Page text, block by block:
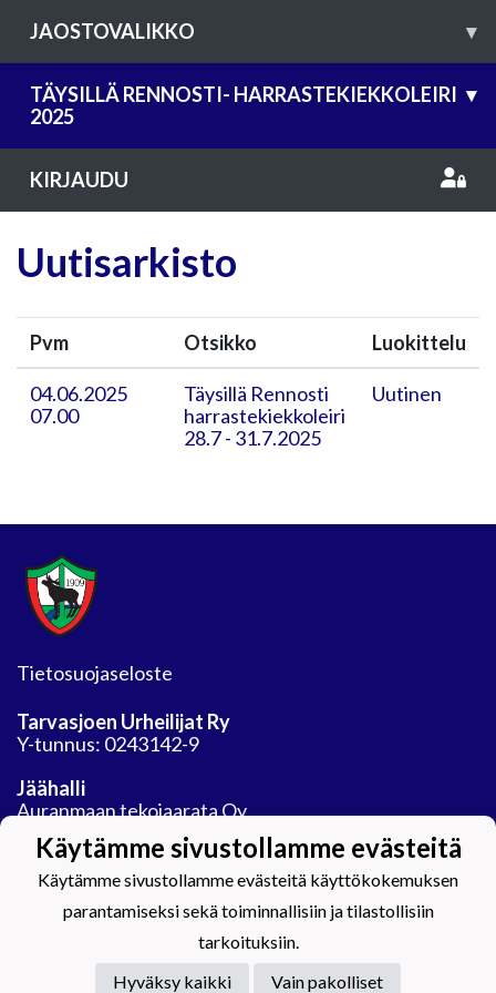
JAOSTOVALIKKO ▾
TÄYSILLÄ RENNOSTI- HARRASTEKIEKKOLEIRI
2025
▾
KIRJAUDU
Uutisarkisto
Pvm Otsikko Luokittelu
04.06.2025
07.00
Täysillä Rennosti
harrastekiekkoleiri
28.7 - 31.7.2025
Uutinen
Tietosuojaseloste
Tarvasjoen Urheilijat Ry
Y-tunnus: 0243142-9
Jäähalli
Auranmaan tekojaarata Oy
Areenatie 30
21450 Tarvasjoki
Powered by
Käytämme sivustollamme evästeitä
Käytämme sivustollamme evästeitä käyttökokemuksen
parantamiseksi sekä toiminnallisiin ja tilastollisiin
tarkoituksiin.
Hyväksy kaikki
Vain pakolliset